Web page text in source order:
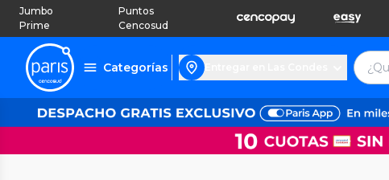
Jumbo
Prime
Puntos
Cencosud
Categorías